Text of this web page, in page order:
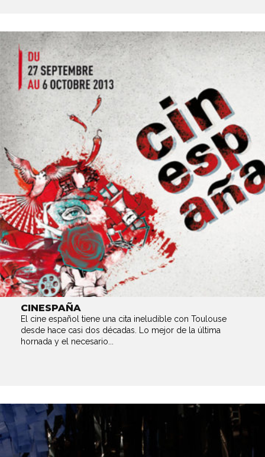
CINESPAÑA
El cine español tiene una cita ineludible con Toulouse
desde hace casi dos décadas. Lo mejor de la última
hornada y el necesario...